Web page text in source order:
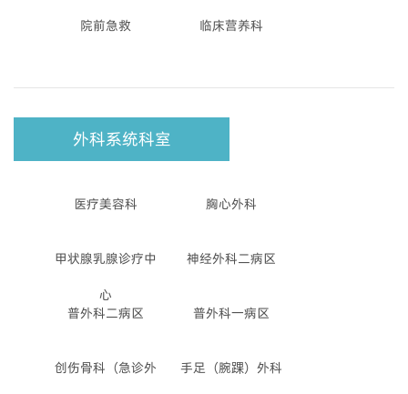
院前急救 临床营养科
外科系统科室
医疗美容科 胸心外科
甲状腺乳腺诊疗中
心
神经外科二病区
普外科二病区 普外科一病区
创伤骨科（急诊外
手足（腕踝）外科